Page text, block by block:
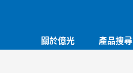
關於億光 產品搜尋